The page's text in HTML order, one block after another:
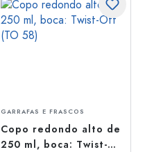
GARRAFAS E FRASCOS
Copo redondo alto de
250 ml, boca: Twist-